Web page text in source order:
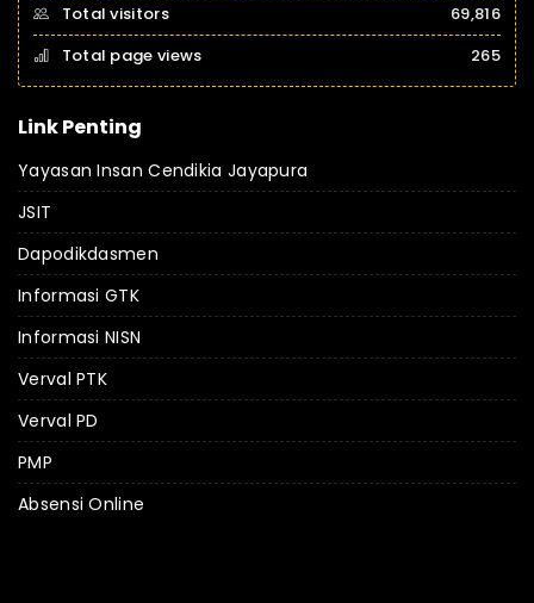
Total visitors
69,816
Total page views
265
Link Penting
Yayasan Insan Cendikia Jayapura
JSIT
Dapodikdasmen
Informasi GTK
Informasi NISN
Verval PTK
Verval PD
PMP
Absensi Online